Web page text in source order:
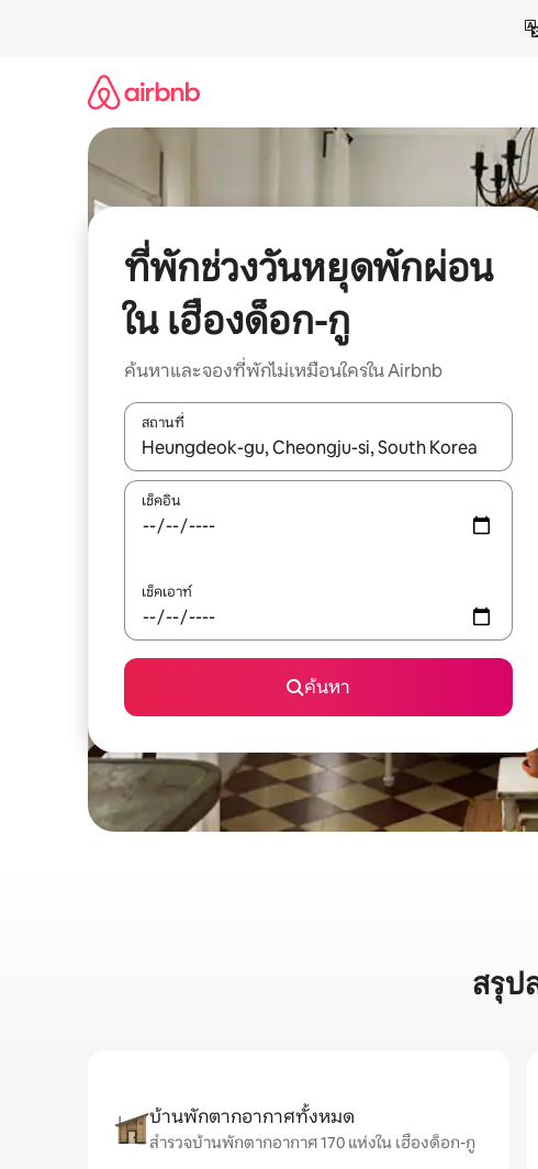
ที่พักช่วงวันหยุดพักผ่อน
ใน เฮืองด็อก-กู
ค้นหาและจองที่พักไม่เหมือนใครใน Airbnb
สถานที่
ใช้ลูกศรขึ้นลง หรือใช้การสัมผัสหรือปัด เพื่อสำรวจผลการค้นห
เช็คอิน
เช็คเอาท์
ค้นหา
สรุป
บ้านพักตากอากาศทั้งหมด
สำรวจบ้านพักตากอากาศ 170 แห่งใน เฮืองด็อก-กู